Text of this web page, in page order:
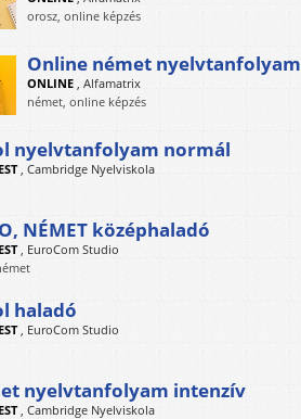
orosz, online képzés
Online német nyelvtanfolyam
ONLINE , Alfamatrix
német, online képzés
nyelvtanfolyam normál
, Cambridge Nyelviskola
NÉMET középhaladó
, EuroCom Studio
haladó
, EuroCom Studio
nyelvtanfolyam intenzív
, Cambridge Nyelviskola